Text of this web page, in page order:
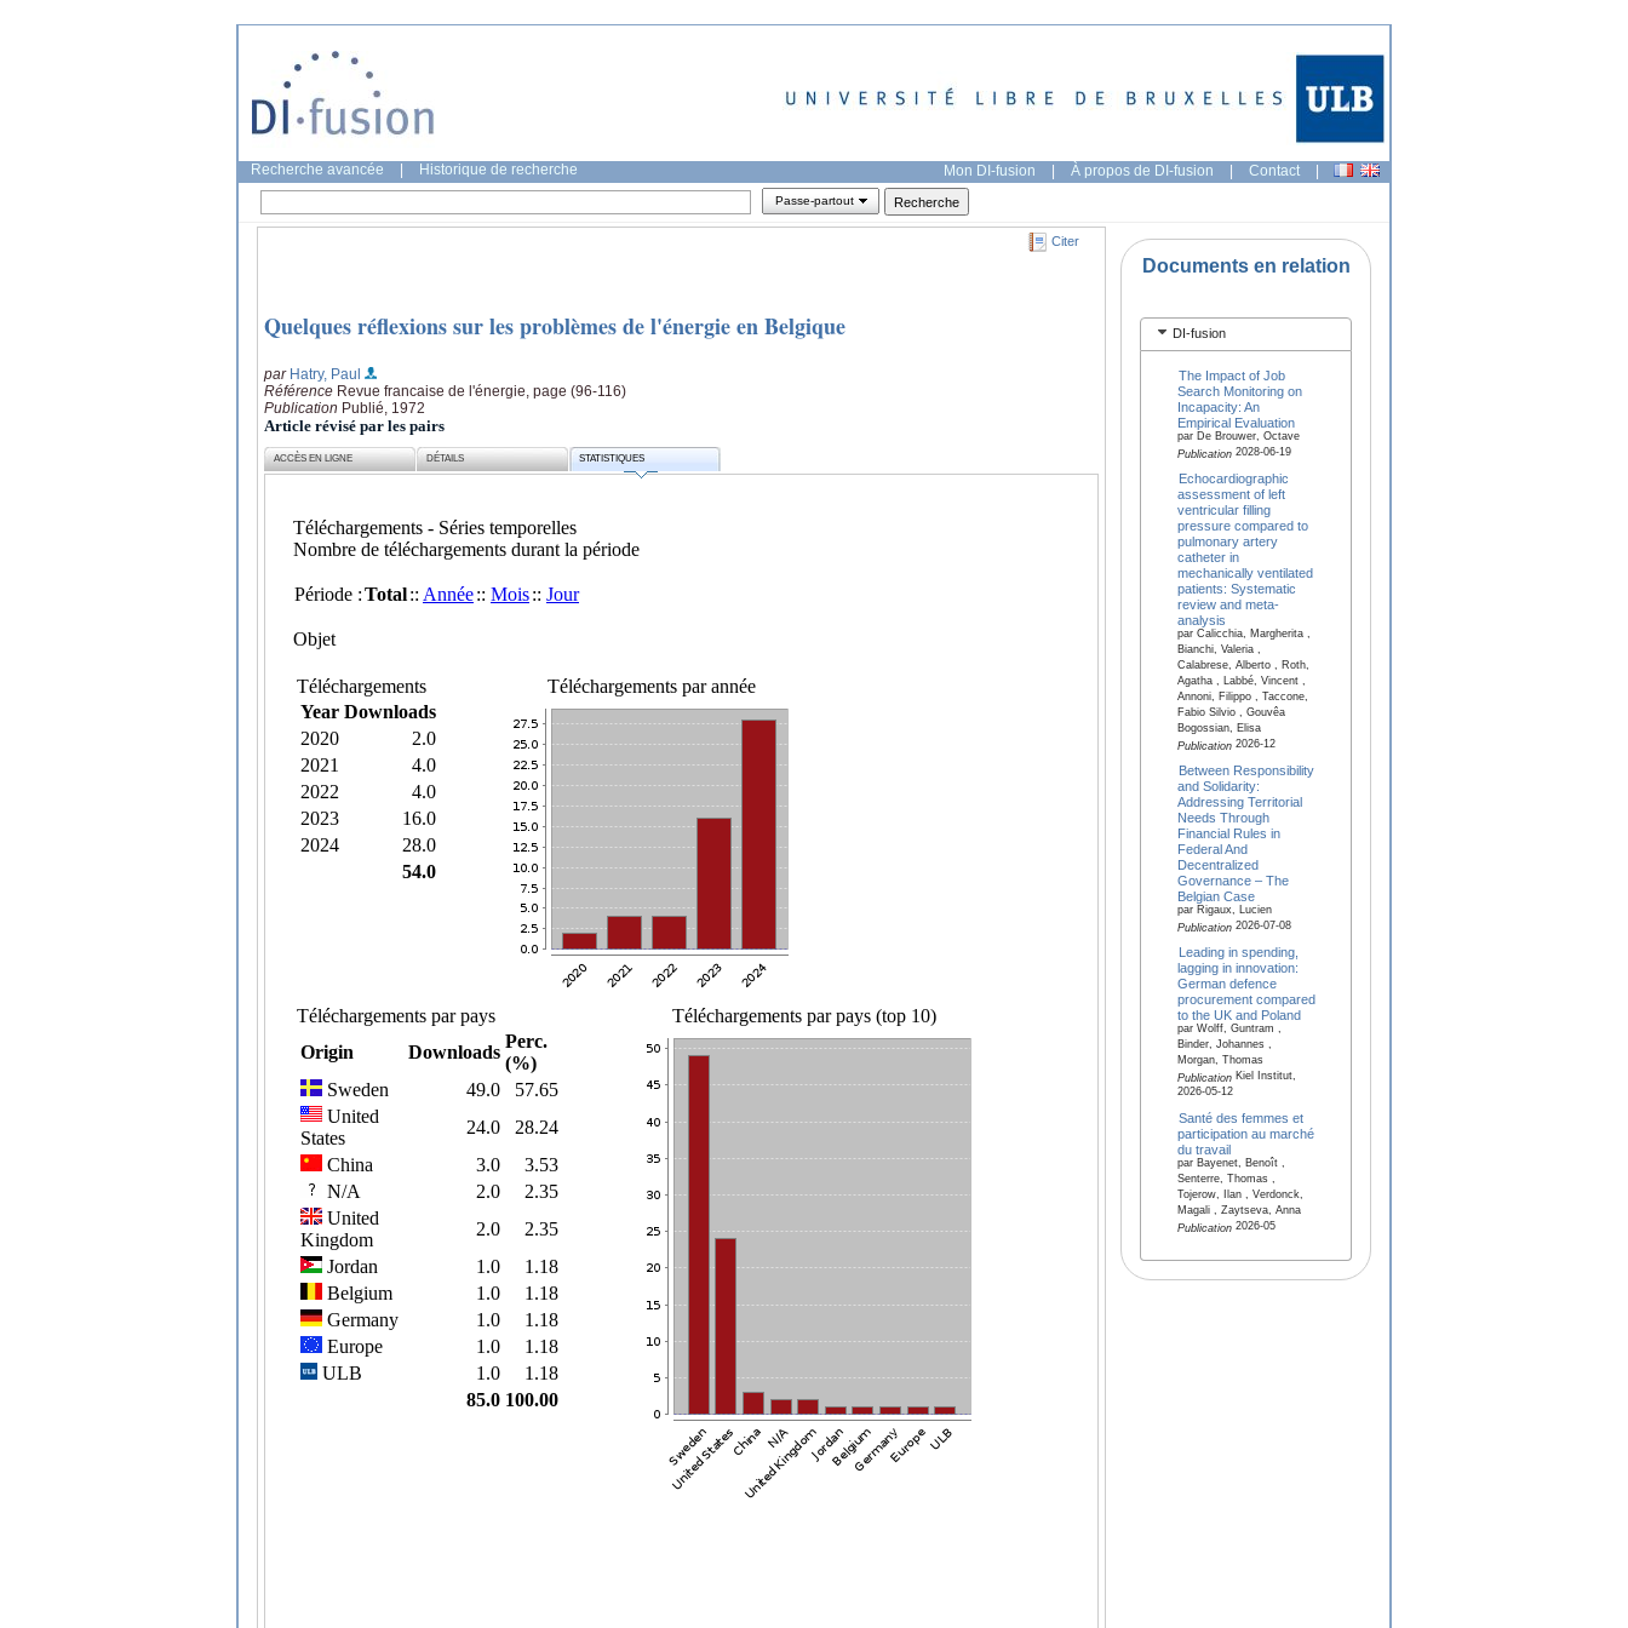
Recherche avancée Historique de recherche Mon DI-fusion | À propos de DI-fusion | Contact |
Passe-partout
Citer
Quelques réflexions sur les problèmes de l'énergie en Belgique
par Hatry, Paul
Référence Revue francaise de l'énergie, page (96-116)
Publication Publié, 1972
Article révisé par les pairs
ACCÈS EN LIGNE DÉTAILS STATISTIQUES
Documents en relation
DI-fusion
The Impact of Job
Search Monitoring on
Incapacity: An
Empirical Evaluation
par De Brouwer, Octave
Publication2028-06-19
Echocardiographic
assessment of left
ventricular filling
pressure compared to
pulmonary artery
catheter in
mechanically ventilated
patients: Systematic
review and meta-
analysis
par Calicchia, Margherita ,
Bianchi, Valeria ,
Calabrese, Alberto , Roth,
Agatha , Labbé, Vincent ,
Annoni, Filippo , Taccone,
Fabio Silvio , Gouvêa
Bogossian, Elisa
Publication2026-12
Between Responsibility
and Solidarity:
Addressing Territorial
Needs Through
Financial Rules in
Federal And
Decentralized
Governance – The
Belgian Case
par Rigaux, Lucien
Publication2026-07-08
Leading in spending,
lagging in innovation:
German defence
procurement compared
to the UK and Poland
par Wolff, Guntram ,
Binder, Johannes ,
Morgan, Thomas
PublicationKiel Institut,
2026-05-12
Santé des femmes et
participation au marché
du travail
par Bayenet, Benoît ,
Senterre, Thomas ,
Tojerow, Ilan , Verdonck,
Magali , Zaytseva, Anna
Publication2026-05